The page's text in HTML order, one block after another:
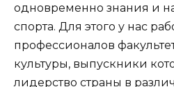
одновременно знания и
спорта. Для этого у нас
профессионалов
культуры, выпускники
лидерство страны в